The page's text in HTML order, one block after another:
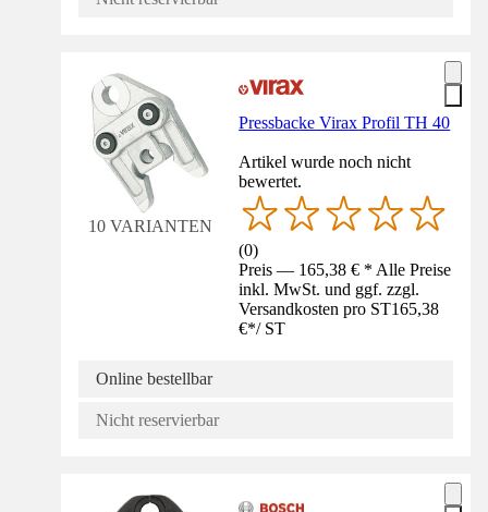
10 VARIANTEN
Pressbacke Virax Profil TH 40
Artikel wurde noch nicht
bewertet.
(0)
Preis — 165,38 € * Alle Preise
inkl. MwSt. und ggf. zzgl.
Versandkosten pro ST165,38
€*/ ST
Online bestellbar
Nicht reservierbar